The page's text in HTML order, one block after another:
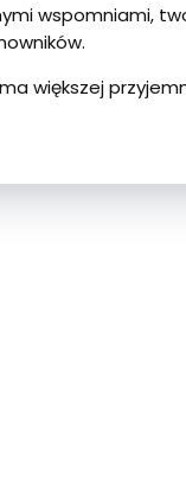
wspomniami,
większej